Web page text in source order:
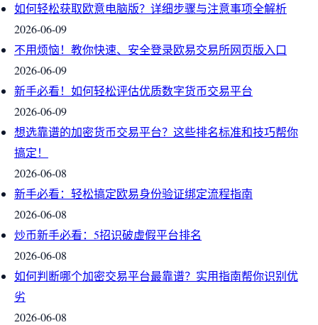
如何轻松获取欧意电脑版？详细步骤与注意事项全解析
2026-06-09
不用烦恼！教你快速、安全登录欧易交易所网页版入口
2026-06-09
新手必看！如何轻松评估优质数字货币交易平台
2026-06-09
想选靠谱的加密货币交易平台？这些排名标准和技巧帮你
搞定！
2026-06-08
新手必看：轻松搞定欧易身份验证绑定流程指南
2026-06-08
炒币新手必看：5招识破虚假平台排名
2026-06-08
如何判断哪个加密交易平台最靠谱？实用指南帮你识别优
劣
2026-06-08